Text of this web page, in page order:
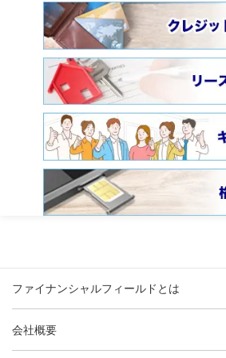
ファイナンシャルフィールドとは
会社概要